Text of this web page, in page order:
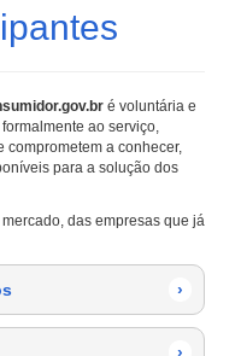
é voluntária e
ao serviço,
comprometem a conhecer,
para a solução dos
das empresas que já
›